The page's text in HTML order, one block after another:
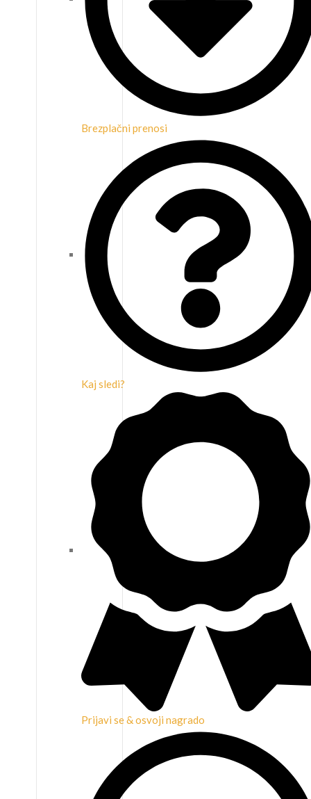
Brezplačni prenosi
Kaj sledi?
Prijavi se & osvoji nagrado